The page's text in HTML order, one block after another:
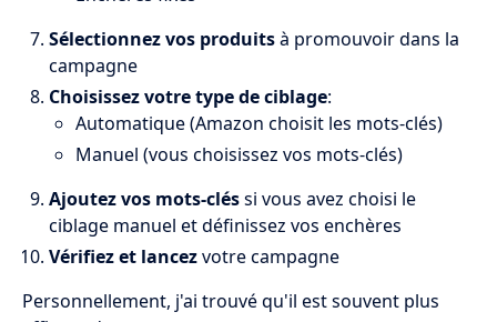
Sélectionnez vos produitsà promouvoir dans la
campagne
Choisissez votre type de ciblage:
Automatique (Amazon choisit les mots-clés)
Manuel (vous choisissez vos mots-clés)
Ajoutez vos mots-cléssi vous avez choisi le
ciblage manuel et définissez vos enchères
Vérifiez et lancezvotre campagne
Personnellement, j'ai trouvé qu'il est souvent plus